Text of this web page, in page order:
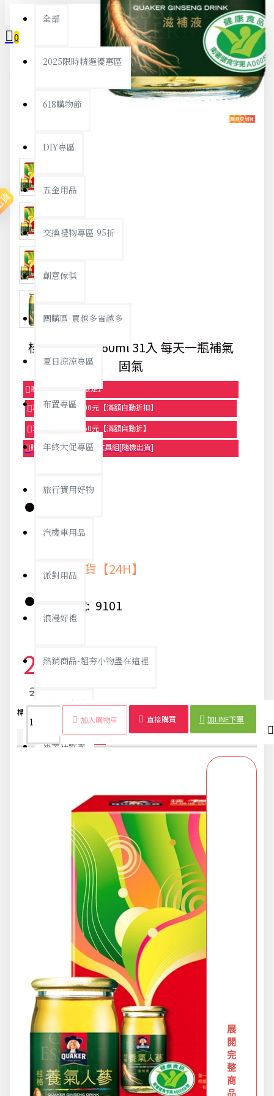
全部
2025限時精選優惠區
618購物節
DIY專區
五金用品
交換禮物專區 95折
創意傢俱
團購區-買越多省越多
夏日涼涼專區
布置專區
年終大促專區
旅行實用好物
汽機車用品
派對用品
浪漫好禮
熱銷商品-超夯小物盡在這裡
父親節專頁
畢業狂歡季
防疫旅遊
電腦手機周邊
防颱備品安心準備
冬季專區
寵物/玩具
居家收納
文具禮品
0
您的購物車內沒有商品！
桂格養氣人蔘60ml 31入 每天一瓶補氣
固氣
商品95折【今日限定】
享滿1000元折100元【滿額自動折扣】
享滿2000元折250元【滿額自動折】
贈品-滿899送色鉛筆文具組[隨機出貨]
庫存:
快速出貨【24H】
貨號: 9101
2,106元
2,217元
加入購物車 直接購買 加LINE下單
標籤：
商品詳情 配送時間
展
開
完
整
商
品